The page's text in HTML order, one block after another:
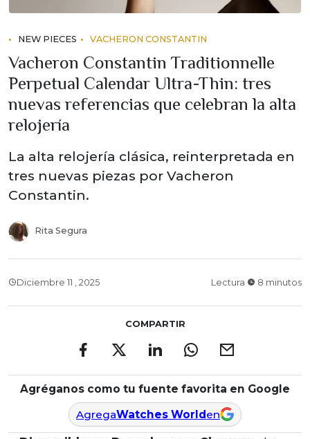
NEW PIECES VACHERON CONSTANTIN
Vacheron Constantin Traditionnelle
Perpetual Calendar Ultra-Thin: tres
nuevas referencias que celebran la alta
relojería
La alta relojería clásica, reinterpretada en
tres nuevas piezas por Vacheron
Constantin.
Rita Segura
Diciembre 11 , 2025 Lectura 8 minutos
COMPARTIR
Agréganos como tu fuente favorita en Google
AgregaWatches Worlden